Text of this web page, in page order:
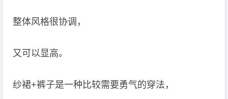
整体风格很协调，
又可以显高。
纱裙+裤子是一种比较需要勇气的穿法，